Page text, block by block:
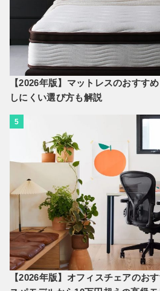
【2026年版】マットレスのおすす
しにくい選び方も解説
5
【2026年版】オフィスチェアのお